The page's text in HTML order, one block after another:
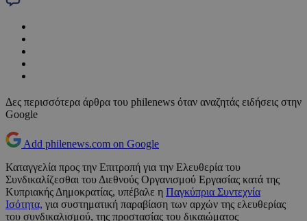
Δες περισσότερα άρθρα του philenews όταν αναζητάς ειδήσεις στην
Google
Add philenews.com on Google
Καταγγελία προς την Επιτροπή για την Ελευθερία του
Συνδικαλίζεσθαι του Διεθνούς Οργανισμού Εργασίας κατά της
Κυπριακής Δημοκρατίας, υπέβαλε η Παγκύπρια Συντεχνία
Ισότητα, για συστηματική παραβίαση των αρχών της ελευθερίας
του συνδικαλισμού, της προστασίας του δικαιώματος